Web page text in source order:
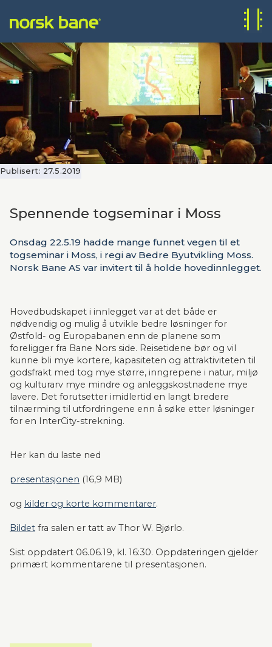
Publisert: 27.5.2019
Spennende togseminar i Moss
Onsdag 22.5.19 hadde mange funnet vegen til et
togseminar i Moss, i regi av Bedre Byutvikling Moss.
Norsk Bane AS var invitert til å holde hovedinnlegget.
Hovedbudskapet i innlegget var at det både er
nødvendig og mulig å utvikle bedre løsninger for
Østfold- og Europabanen enn de planene som
foreligger fra Bane Nors side. Reisetidene bør og vil
kunne bli mye kortere, kapasiteten og attraktiviteten til
godsfrakt med tog mye større, inngrepene i natur, miljø
og kulturarv mye mindre og anleggskostnadene mye
lavere. Det forutsetter imidlertid en langt bredere
tilnærming til utfordringene enn å søke etter løsninger
for en InterCity-strekning.
Her kan du laste ned
presentasjonen (16,9 MB)
og kilder og korte kommentarer.
Bildet fra salen er tatt av Thor W. Bjørlo.
Sist oppdatert 06.06.19, kl. 16:30. Oppdateringen gjelder
primært kommentarene til presentasjonen.